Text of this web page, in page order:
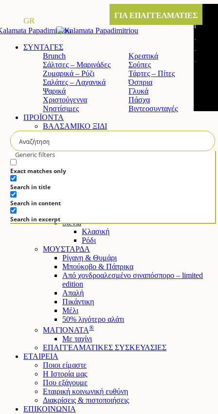
GR
Generic filters
Exact matches only
Search in title
Search in content
Search in excerpt
ΓΙΑ ΕΠΑΓΓΕΛΜΑΤΙΕΣ
ΣΥΝΤΑΓΕΣ
Brunch
Κρεατικά
Σάλτσες – Μαρινάδες
Σούπες
Ζυμαρικά – Ρύζι
Τάρτες – Πίτες
Σαλάτες – Λαχανικά
Όσπρια
Ψαρικά
Γλυκά
Χριστούγεννα
Πάσχα
Νηστίσιμες
Βιντεοσυνταγές
ΠΡΟΪΟΝΤΑ
ΒΑΛΣΑΜΙΚΟ ΞΙΔΙ
Άρτυμα βαλσαμικό ξίδι με μέλι
ΚΡΕΜΑ ΒΑΛΣΑΜΙΚΟΥ
Stevia
Κλασική
Ρόδι
ΜΟΥΣΤΑΡΔΑ
Ρίγανη & Θυμάρι
Μπούκοβο & Πάπρικα
Από χονδροαλεσμένο σιναπόσπορο – limited
edition
Απαλή
Πικάντικη
Μέλι
50% λιγότερο αλάτι
ΜΑΓΙΟΝΑΤΑ®
Mε ταχίνι
ΕΠΑΓΓΕΛΜΑΤΙΚΕΣ ΣΥΣΚΕΥΑΣΙΕΣ
ΕΤΑΙΡΕΙΑ
Ποιοι είμαστε
Η Ιστορία μας
Που εξάγουμε
Εταιρική κοινωνική ευθύνη
Διακρίσεις & πιστοποιήσεις
ΕΠΙΚΟΙΝΩΝΙΑ